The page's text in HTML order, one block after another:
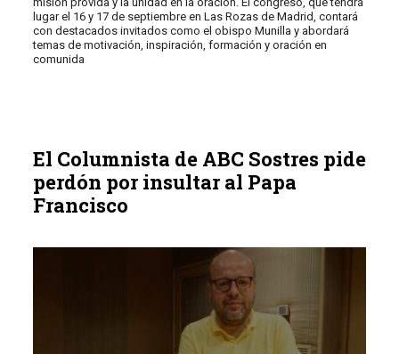
lugar el 16 y 17 de septiembre en Las Rozas de Madrid, contará
con destacados invitados como el obispo Munilla y abordará
temas de motivación, inspiración, formación y oración en
comunida
El Columnista de ABC Sostres pide
perdón por insultar al Papa
Francisco